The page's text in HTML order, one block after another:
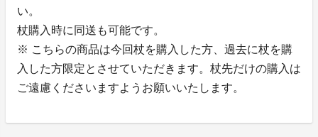
い。
杖購入時に同送も可能です。
※ こちらの商品は今回杖を購入した方、過去に杖を購
入した方限定とさせていただきます。杖先だけの購入は
ご遠慮くださいますようお願いいたします。